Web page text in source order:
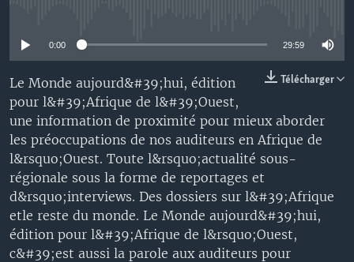
0:00 29:59
Télécharger
Le Monde aujourd&#39;hui, édition
pour l&#39;Afrique de l&#39;Ouest,
une information de proximité pour mieux aborder
les préoccupations de nos auditeurs en Afrique de
l&rsquo;Ouest. Toute l&rsquo;actualité sous-
régionale sous la forme de reportages et
d&rsquo;interviews. Des dossiers sur l&#39;Afrique
etle reste du monde. Le Monde aujourd&#39;hui,
édition pour l&#39;Afrique de l&rsquo;Ouest,
c&#39;est aussi la parole aux auditeurs pour